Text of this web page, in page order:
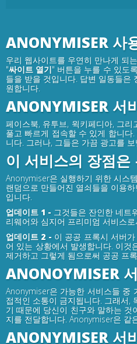
ANONYMISER 사
우리 웹사이트를 우연히 만나게 되
"싸이트 열기" 버튼을 누를 수 있도
들을 받을 것입니다. 답변 일동들은
원합니다.
ANONYMISER 서
페이스북, 유투브, 윅키페디아, 그
풀고 빠르게 접속할 수 있게 합니
니다. 그러나, 그들은 가끔 광고를
이 서비스의 장점은
Anonymiser은 실행하기 위한 시스
랜덤으로 만들어진 열쇠들을 이용
입니다.
업데이트 1 - 그것들은 잔인한 네트
리웨어와 심지어 프리미엄 서비스
업데이트 2 - 이 공공 프록시 서버
어 있는 상황에서 발생합니다. 이
제거하고 그렇게 됨으로써 공공 프
ANONOYMISER
Anonymiser은 가능한 서비스들 중
접적인 소통이 금지됩니다. 그래서,
기 때문에 당신이 친구와 말하는
지를 전달합니다. Anonymiser은 같
ANONYMISER 서